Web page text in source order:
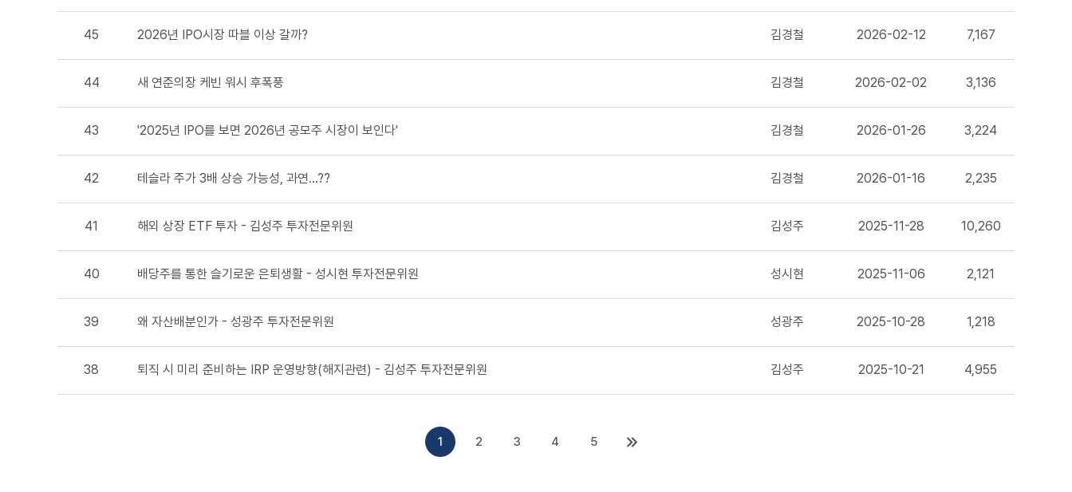
45 2026년 IPO시장 따블 이상 갈까? 김경철 2026-02-12 7,167
44 새 연준의장 케빈 워시 후폭풍 김경철 2026-02-02 3,136
43 '2025년 IPO를 보면 2026년 공모주 시장이 보인다' 김경철 2026-01-26 3,224
42 테슬라 주가 3배 상승 가능성, 과연...?? 김경철 2026-01-16 2,235
41 해외 상장 ETF 투자 - 김성주 투자전문위원 김성주 2025-11-28 10,260
40 배당주를 통한 슬기로운 은퇴생활 - 성시현 투자전문위원 성시현 2025-11-06 2,121
39 왜 자산배분인가 - 성광주 투자전문위원 성광주 2025-10-28 1,218
38 퇴직 시 미리 준비하는 IRP 운영방향(해지관련) - 김성주 투자전문위원 김성주 2025-10-21 4,955
1 2 3 4 5